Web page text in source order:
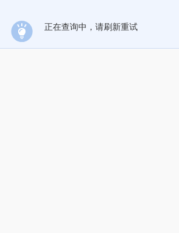
正在查询中，请刷新重试